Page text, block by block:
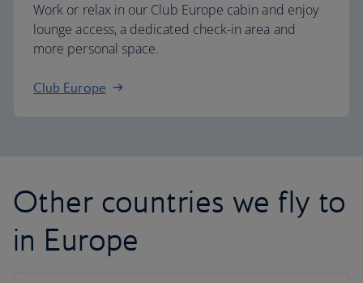
Work or relax in our Club Europe cabin and enjoy
lounge access, a dedicated check-in area and
more personal space.
Club Europe
Other countries we fly to
in Europe